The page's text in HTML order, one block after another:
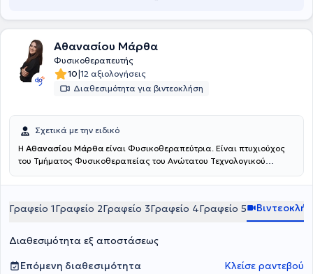
Αθανασίου Μάρθα
Φυσικοθεραπευτής
10|12 αξιολογήσεις
Διαθεσιμότητα για βιντεοκλήση
Σχετικά με την ειδικό
Η Αθανασίου Μάρθα είναι Φυσικοθεραπεύτρια. Είναι πτυχιούχος
του Τμήματος Φυσικοθεραπείας του Ανώτατου Τεχνολογικού
πρακτική της άσκηση στο Γενικό Νοσοκομείο Αττικής ΚΑΤ. Είναι
Instructor (AF Studies - PMA), στο Clinical Pilates (ΚΕΔΙΒΙΜ
Epimorfosis - ΕΟΠΠΕΠ) και ως Personal Trainer (HNFC - NASM).
Επιπλέον, είναι κάτοχος διπλώματος στον Βιοϊατρικό Βελονισμό
από το Πανεπιστήμιο Δυτικής Αττικής και έχει εκπαιδευτεί στο
Manual Therapy από σχολή πιστοποιημένη από τη Διεθνή
Γραφείο 1Γραφείο 2Γραφείο 3Γραφείο 4Γραφείο 5
Διαθεσιμότητα εξ αποστάσεως
Επόμενη διαθεσιμότητα
Κλείσε ραντεβού